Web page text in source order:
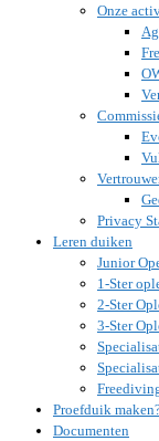
Onze
Privacy
Leren duiken
Junior
1-Ster
2-Ster
3-Ster
Proefduik
Documenten